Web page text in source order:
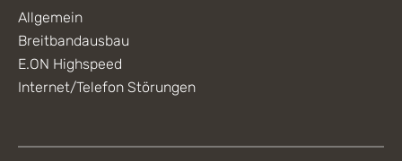
Allgemein
Breitbandausbau
E.ON Highspeed
Internet/Telefon Störungen